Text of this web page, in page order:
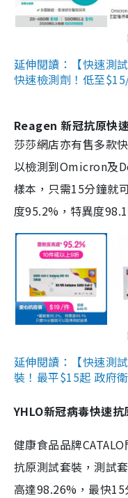
延伸閱讀：【快速測
快速檢測劑！低至
Reagen 新冠抗原快
莎莎網店亦有售多款
以檢測到Omicron及
樣本，只需15分鐘就
度95.2%，特異度
延伸閱讀：【快速測
裝！最平$15起 政府
YHLO新冠病毒快速
健康食品品牌
抗原測試套裝，測試
高達98.26%，最快